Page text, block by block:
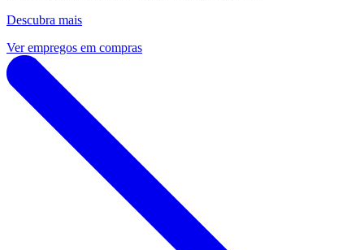
Descubra mais
Ver empregos em compras